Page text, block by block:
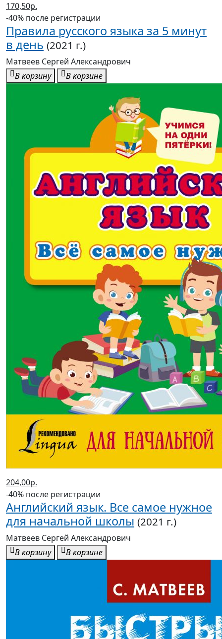
170,50р.
-40% после регистрации
Правила русского языка за 5 минут
в день (2021 г.)
Матвеев Сергей Александрович
В корзину
В корзине
204,00р.
-40% после регистрации
Английский язык. Все самое нужное
для начальной школы (2021 г.)
Матвеев Сергей Александрович
В корзину
В корзине